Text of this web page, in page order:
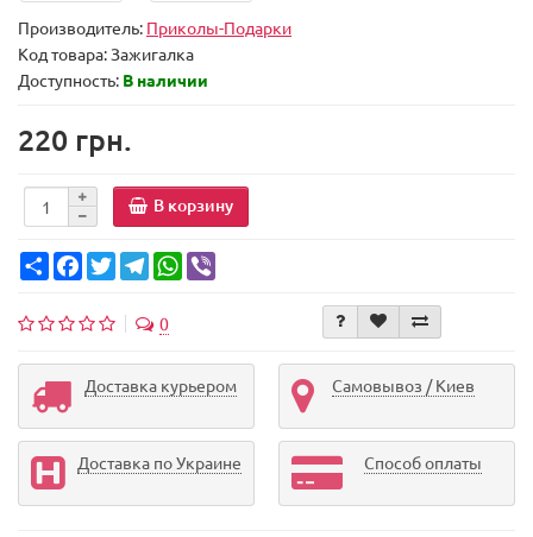
Производитель: Приколы-Подарки
Код товара:Зажигалка
Доступность: В наличии
220 грн.
В корзину
Share FacebookTwitterTelegramWhatsApp
0
Доставка курьером Самовывоз / Киев
Доставка по Украине Способ оплаты